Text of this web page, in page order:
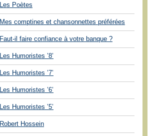
Les Poètes
Mes comptines et chansonnettes préférées
Faut-il faire confiance à votre banque ?
Les Humoristes ’8’
Les Humoristes ’7’
Les Humoristes ’6’
Les Humoristes ’5’
Robert Hossein